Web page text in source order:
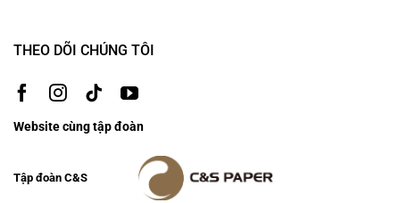
THEO DÕI CHÚNG TÔI
Website cùng tập đoàn
Tập đoàn C&S